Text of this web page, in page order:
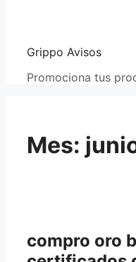
Grippo Avisos
Promociona tus
Mes:
compro oro